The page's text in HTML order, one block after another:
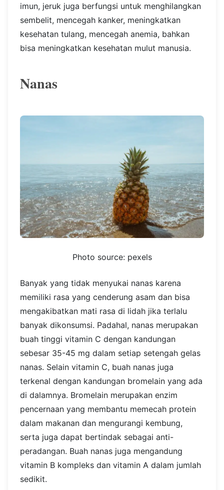
imun, jeruk juga berfungsi untuk menghilangkan
sembelit, mencegah kanker, meningkatkan
kesehatan tulang, mencegah anemia, bahkan
bisa meningkatkan kesehatan mulut manusia.
Nanas
Photo source: pexels
Banyak yang tidak menyukai nanas karena
memiliki rasa yang cenderung asam dan bisa
mengakibatkan mati rasa di lidah jika terlalu
banyak dikonsumsi. Padahal, nanas merupakan
buah tinggi vitamin C dengan kandungan
sebesar 35-45 mg dalam setiap setengah gelas
nanas. Selain vitamin C, buah nanas juga
terkenal dengan kandungan bromelain yang ada
di dalamnya. Bromelain merupakan enzim
pencernaan yang membantu memecah protein
dalam makanan dan mengurangi kembung,
serta juga dapat bertindak sebagai anti-
peradangan. Buah nanas juga mengandung
vitamin B kompleks dan vitamin A dalam jumlah
sedikit.